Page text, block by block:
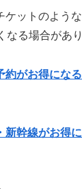
ットのような
る場合があり
約がお得にな
新幹線がお得